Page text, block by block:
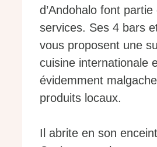
d’Andohalo font partie
services. Ses 4 bars
vous proposent une
cuisine internationale
évidemment
produits locaux.
Il abrite en son